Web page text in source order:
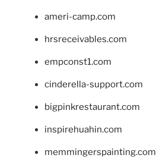
ameri-camp.com
hrsreceivables.com
empconst1.com
cinderella-support.com
bigpinkrestaurant.com
inspirehuahin.com
memmingerspainting.com